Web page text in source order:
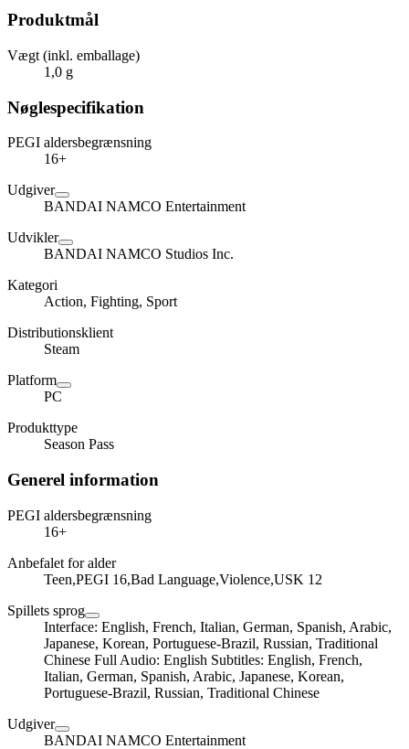
Produktmål
Vægt (inkl. emballage)
1,0 g
Nøglespecifikation
PEGI aldersbegrænsning
16+
Udgiver
BANDAI NAMCO Entertainment
Udvikler
BANDAI NAMCO Studios Inc.
Kategori
Action, Fighting, Sport
Distributionsklient
Steam
Platform
PC
Produkttype
Season Pass
Generel information
PEGI aldersbegrænsning
16+
Anbefalet for alder
Teen,PEGI 16,Bad Language,Violence,USK 12
Spillets sprog
Interface: English, French, Italian, German, Spanish, Arabic,
Japanese, Korean, Portuguese-Brazil, Russian, Traditional
Chinese Full Audio: English Subtitles: English, French,
Italian, German, Spanish, Arabic, Japanese, Korean,
Portuguese-Brazil, Russian, Traditional Chinese
Udgiver
BANDAI NAMCO Entertainment